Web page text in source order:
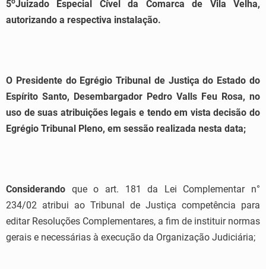
5 Juizado Especial Cível da Comarca de Vila Velha,
autorizando a respectiva instalação.
O Presidente do Egrégio Tribunal de Justiça do Estado do
Espírito Santo, Desembargador Pedro Valls Feu Rosa, no
uso de suas atribuições legais e tendo em vista decisão do
Egrégio Tribunal Pleno, em sessão realizada nesta data;
Considerando que o art. 181 da Lei Complementar n°
234/02 atribui ao Tribunal de Justiça competência para
editar Resoluções Complementares, a fim de instituir normas
gerais e necessárias à execução da Organização Judiciária;